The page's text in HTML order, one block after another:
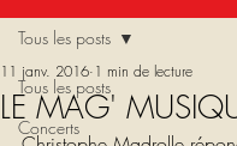
Tous les posts
Concerts
Tous les posts
LE MAG'
11 janv. 2016 1 min de lecture